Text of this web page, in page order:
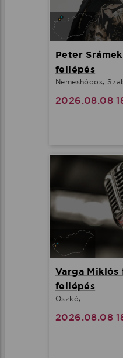
Peter
fellépés
Nemeshódos,
2026.08.08
Varga
fellépés
Oszkó,
2026.08.08